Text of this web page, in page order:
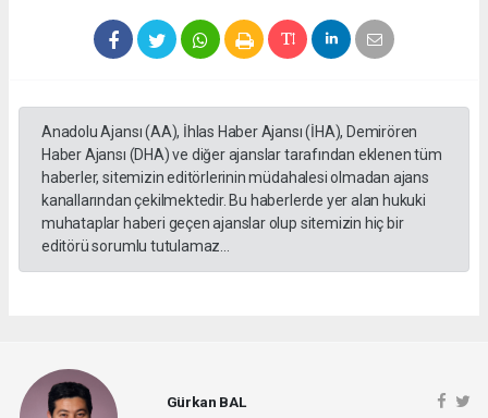
Anadolu Ajansı (AA), İhlas Haber Ajansı (İHA), Demirören
Haber Ajansı (DHA) ve diğer ajanslar tarafından eklenen tüm
haberler, sitemizin editörlerinin müdahalesi olmadan ajans
kanallarından çekilmektedir. Bu haberlerde yer alan hukuki
muhataplar haberi geçen ajanslar olup sitemizin hiç bir
editörü sorumlu tutulamaz...
Gürkan BAL